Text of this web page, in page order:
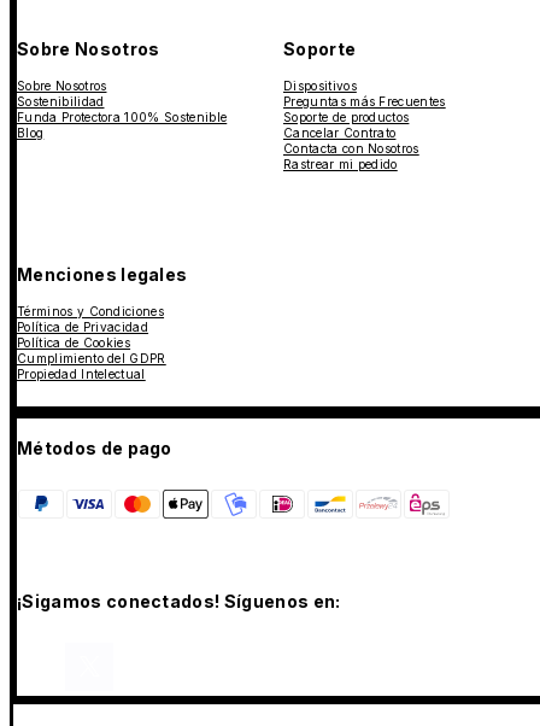
Sobre Nosotros
Sobre Nosotros
Sostenibilidad
Funda Protectora 100% Sostenible
Blog
Soporte
Dispositivos
Preguntas más Frecuentes
Soporte de productos
Cancelar Contrato
Contacta con Nosotros
Rastrear mi pedido
Menciones legales
Términos y Condiciones
Política de Privacidad
Política de Cookies
Cumplimiento del GDPR
Propiedad Intelectual
Métodos de pago
¡Sigamos conectados! Síguenos en: